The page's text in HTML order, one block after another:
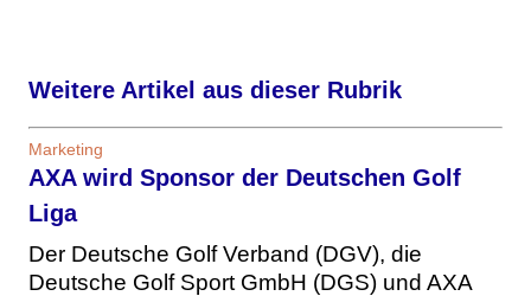
Weitere Artikel aus dieser Rubrik
Marketing
AXA wird Sponsor der Deutschen Golf
Liga
Der Deutsche Golf Verband (DGV), die
Deutsche Golf Sport GmbH (DGS) und AXA